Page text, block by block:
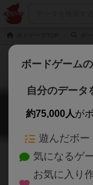
リ
ボードゲーム
自分のデータ
約75,000人が
遊んだボー
気になるゲ
お気に入り